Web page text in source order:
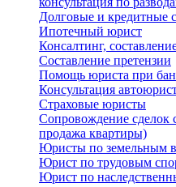
Долговые и кредитные
Ипотечный юрист
Консалтинг,
Составление претензии
Помощь юриста при
Консультация
Страховые юристы
Сопровождение сделок
продажа квартиры)
Юристы по земельным
Юрист по трудовым
Юрист по